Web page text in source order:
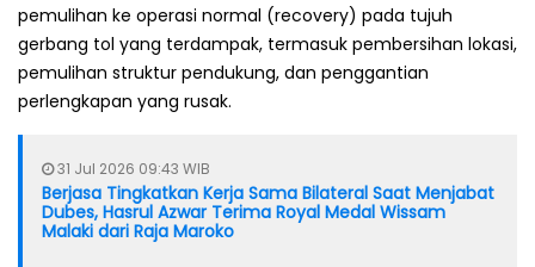
pemulihan ke operasi normal (recovery) pada tujuh
gerbang tol yang terdampak, termasuk pembersihan lokasi,
pemulihan struktur pendukung, dan penggantian
perlengkapan yang rusak.
31 Jul 2026 09:43 WIB
Berjasa Tingkatkan Kerja Sama Bilateral Saat Menjabat
Dubes, Hasrul Azwar Terima Royal Medal Wissam
Malaki dari Raja Maroko